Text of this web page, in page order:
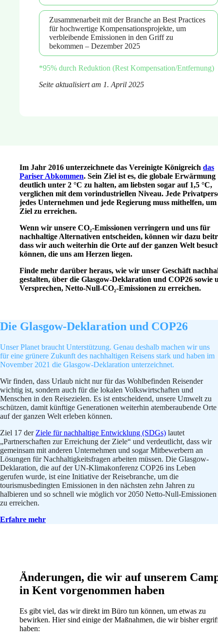
Zusammenarbeit mit der Branche an Best Practices
für hochwertige Kompensationsprojekte, um
verbleibende Emissionen in den Griff zu
bekommen – Dezember 2025
*95% durch Reduktion (Rest Kompensation/Entfernung)
Seite aktualisiert am 1. April 2025
Im Jahr 2016 unterzeichnete das Vereinigte Königreich das
Pariser Abkommen. Sein Ziel ist es, die globale Erwärmung
deutlich unter 2 °C zu halten, am liebsten sogar auf 1,5 °C,
verglichen mit dem vorindustriellen Niveau. Jede
jedes Unternehmen und jede Regierung muss mithelfen, um
Ziel zu erreichen.
Wenn wir unsere CO₂-Emissionen verringern und uns für
nachhaltige Alternativen entscheiden, können wir dazu
dass wir auch weiterhin die Orte auf der ganzen Welt
können, die uns am Herzen liegen.
Finde mehr darüber heraus, wie wir unser Geschäft
gestalten, über die Glasgow-Deklaration und COP26 sowie
Versprechen, Netto-Null-CO₂-Emissionen zu erreichen.
Die Glasgow-Deklaration und COP26
Unser Planet braucht Unterstützung. Genau deshalb machen wir uns
für eine grünere Zukunft des nachhaltigen Reisens stark und haben im
November 2021 die Glasgow-Deklaration unterzeichnet.
Wir finden, dass Urlaub nicht nur für das Wohlbefinden Reisender
wichtig ist, sondern auch für die lokalen Volkswirtschaften und
Menschen in den Reisezielen. Es ist entscheidend, unsere Umwelt zu
schützen, damit künftige Generationen weiterhin atemberaubende Orte
auf der ganzen Welt erleben können.
Ziel 17 der Ziele für nachhaltige Entwicklung (SDGs) lautet
„Partnerschaften zur Erreichung der Ziele“ und verdeutlicht, dass wir
gemeinsam mit anderen Unternehmen und sogar Mitbewerbern an
Lösungen für Nachhaltigkeitsfragen arbeiten müssen. Die Glasgow-
Deklaration, die auf der UN-Klimakonferenz COP26 ins Leben
gerufen wurde, ist eine Initiative der Reisebranche, um die
tourismusbedingten Emissionen in den nächsten zehn Jahren zu
halbieren und so schnell wie möglich vor 2050 Netto-Null-Emissionen
zu erreichen.
Erfahre mehr
Änderungen, die wir auf unserem
in Kent vorgenommen haben
Es gibt viel, das wir direkt im Büro tun können, um etwas zu
bewirken. Hier sind einige der Maßnahmen, die wir bisher
haben: